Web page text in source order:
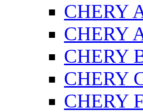
CHERY
CHERY
CHERY
CHERY
CHERY